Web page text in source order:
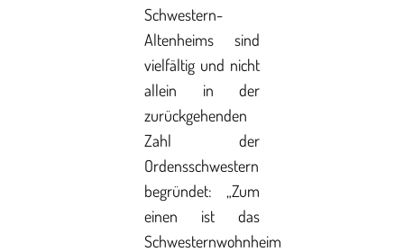
Schwestern-
Altenheims sind
vielfältig und nicht
allein in der
zurückgehenden
Zahl der
Ordensschwestern
begründet: „Zum
einen ist das
Schwesternwohnheim